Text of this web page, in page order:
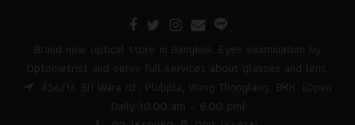
Brand new optical store in Bangkok. Eyes examination by
Optometrist and serve full services about glasses and lens.
456/16 Sri Wara rd., Plubpla, Wang Thonglang, BKK. [Open
Daily 10.00 am – 8.00 pm]